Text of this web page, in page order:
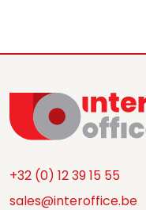
+32 (0) 12 39 15 55
sales@interoffice.be